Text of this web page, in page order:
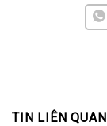
TIN LIÊN QUAN